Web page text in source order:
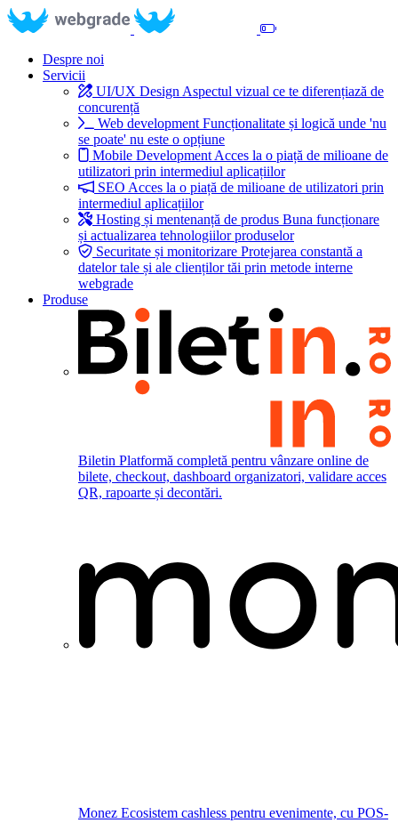
Despre noi
Servicii
UI/UX Design Aspectul vizual ce te diferențiază de
concurență
Web development Funcționalitate și logică unde 'nu
se poate' nu este o opțiune
Mobile Development Acces la o piață de milioane de
utilizatori prin intermediul aplicațiilor
SEO Acces la o piață de milioane de utilizatori prin
intermediul aplicațiilor
Hosting și mentenanță de produs Buna funcționare
și actualizarea tehnologiilor produselor
Securitate și monitorizare Protejarea constantă a
datelor tale și ale clienților tăi prin metode interne
webgrade
Produse
Biletin Platformă completă pentru vânzare online de
bilete, checkout, dashboard organizatori, validare acces
QR, rapoarte și decontări.
Monez Ecosistem cashless pentru evenimente, cu POS-